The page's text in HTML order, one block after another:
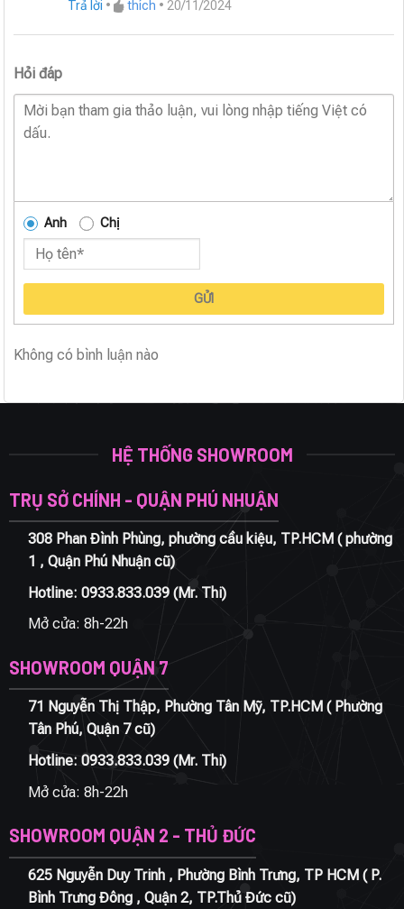
Trả lời • thích • 20/11/2024
Hỏi đáp
Anh Chị
GỬI
Không có bình luận nào
HỆ THỐNG SHOWROOM
TRỤ SỞ CHÍNH - QUẬN PHÚ NHUẬN
308 Phan Đình Phùng, phường cầu kiệu, TP.HCM ( phường
1 , Quận Phú Nhuận cũ)
Hotline: 0933.833.039(Mr. Thi)
Mở cửa: 8h-22h
SHOWROOM QUẬN 7
71 Nguyễn Thị Thập, Phường Tân Mỹ, TP.HCM ( Phường
Tân Phú, Quận 7 cũ)
Hotline: 0933.833.039(Mr. Thi)
Mở cửa: 8h-22h
SHOWROOM QUẬN 2 - THỦ ĐỨC
625 Nguyễn Duy Trinh , Phường Bình Trưng, TP HCM ( P.
Bình Trưng Đông , Quận 2, TP.Thủ Đức cũ)